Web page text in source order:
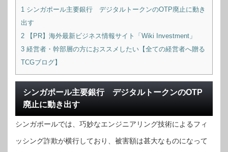
1 シンガポール主要銀行 デジタルトークンのOTP廃止に動き
出す
2 【PR】海外最新ビジネス情報サイト「Wiki Investment」
3 経営者・幹部層の方におススメしたい【全ての経営者へ贈る
TCGブログ】
シンガポール主要銀行 デジタルトークンのOTP
廃止に動き出す
シンガポールでは、巧妙なエンジニアリング技術によるフィ
ッシング詐欺が横行しており、被害額は甚大なものになって